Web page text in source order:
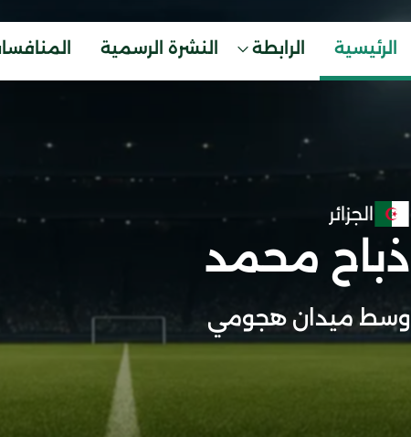
الرئيسية الرابطة النشرة الرسمية
الجزائر
ذباح محمد
وسط ميدان هجومي